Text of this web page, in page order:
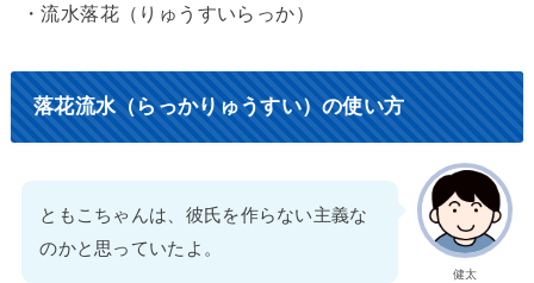
・流水落花（りゅうすいらっか）
落花流水（らっかりゅうすい）の使い方
健太
ともこちゃんは、彼氏を作らない主義な
のかと思っていたよ。